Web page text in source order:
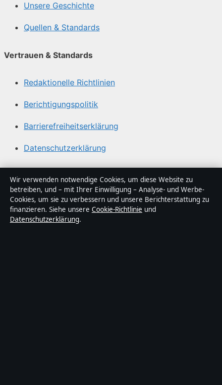
Unsere Geschichte
Quellen & Standards
Vertrauen & Standards
Redaktionelle Richtlinien
Berichtigungspolitik
Barrierefreiheitserklärung
Datenschutzerklärung
Über Politikstudio in Kürze
Politikstudio ist ein unabhängiger digitaler
Nachrichtenanbieter mit Fokus auf Politik, Wirtschaft,
Technik und Gesellschaft in Deutschland. Jeder Artikel
Wir verwenden notwendige Cookies, um diese Website zu
betreiben, und – mit Ihrer Einwilligung – Analyse- und Werbe-
Cookies, um sie zu verbessern und unsere Berichterstattung zu
finanzieren. Siehe unsere Cookie-Richtlinie und
Datenschutzerklärung.